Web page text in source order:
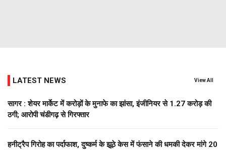
LATEST NEWS View All
सागर : शेयर मार्केट में करोड़ों के मुनाफे का झांसा, इंजीनियर से 1.27 करोड़ की
ठगी; आरोपी चंडीगढ़ से गिरफ्तार
हनीट्रैप गिरोह का पर्दाफाश, दुष्कर्म के झूठे केस में फंसाने की धमकी देकर मांगे 20